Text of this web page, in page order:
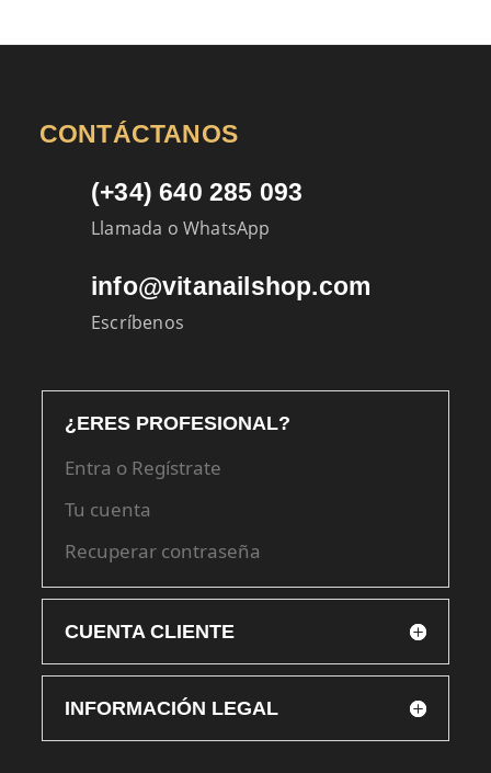
CONTÁCTANOS
(+34) 640 285 093
Llamada o WhatsApp
info@vitanailshop.com
Escríbenos
¿ERES PROFESIONAL?
Entra o Regístrate
Tu cuenta
Recuperar contraseña
CUENTA CLIENTE
INFORMACIÓN LEGAL